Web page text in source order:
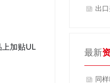
加贴UL
用
设
出
最新
同